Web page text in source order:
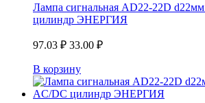
Лампа сигнальная AD22-22D
цилиндр ЭНЕРГИЯ
97.03 ₽ 33.00 ₽
В корзину